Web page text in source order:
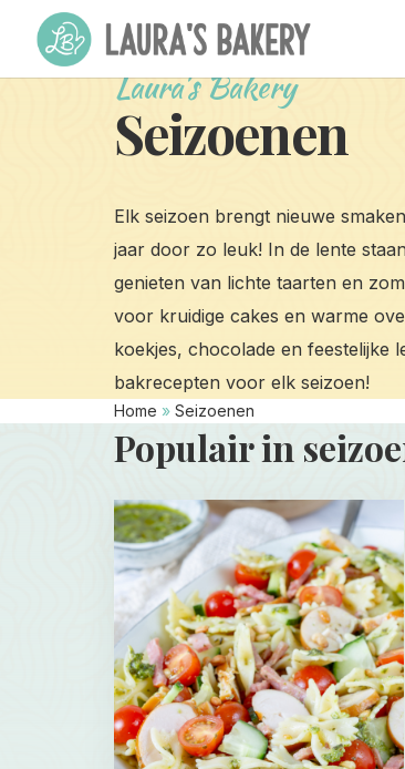
Laura's Bakery
Seizoenen
Elk seizoen brengt nieuwe
jaar door zo leuk! In de lente
genieten van lichte taarten en
voor kruidige cakes en warme
koekjes, chocolade en feestelijke
bakrecepten voor elk seizoen!
Home » Seizoenen
Populair in
Read
more
about
Koude
pastasalade
met
kip